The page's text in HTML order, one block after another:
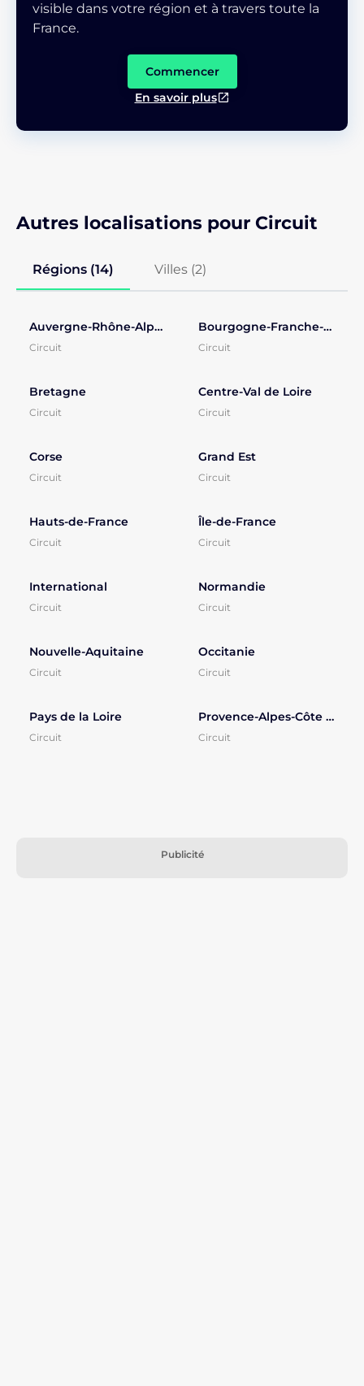
visible dans votre région et à travers toute la
France.
Commencer
En savoir plus
Autres localisations pour Circuit
Régions (14) Villes (2)
Auvergne-Rhône-Alpes
Circuit
Bourgogne-Franche-Comté
Circuit
Bretagne
Circuit
Centre-Val de Loire
Circuit
Corse
Circuit
Grand Est
Circuit
Hauts-de-France
Circuit
Île-de-France
Circuit
International
Circuit
Normandie
Circuit
Nouvelle-Aquitaine
Circuit
Occitanie
Circuit
Pays de la Loire
Circuit
Provence-Alpes-Côte d'Azur
Circuit
Publicité